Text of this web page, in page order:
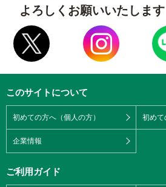
よろしくお願いいたします
このサイトについて
初めての方へ（個人の方） 初めて
企業情報
ご利用ガイド